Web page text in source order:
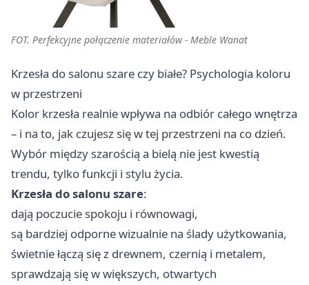
FOT. Perfekcyjne połączenie materiałów - Meble Wanat
Krzesła do salonu szare czy białe? Psychologia koloru
w przestrzeni
Kolor krzesła realnie wpływa na odbiór całego wnętrza
– i na to, jak czujesz się w tej przestrzeni na co dzień.
Wybór między szarością a bielą nie jest kwestią
trendu, tylko funkcji i stylu życia.
Krzesła do salonu szare:
dają poczucie spokoju i równowagi,
są bardziej odporne wizualnie na ślady użytkowania,
świetnie łączą się z drewnem, czernią i metalem,
sprawdzają się w większych, otwartych